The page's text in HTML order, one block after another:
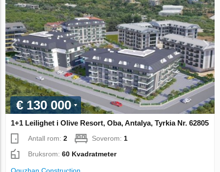
€ 130 000
1+1 Leilighet i Olive Resort, Oba, Antalya, Tyrkia Nr. 62805
Antall rom:2 Soverom: 1
Bruksrom:60 Kvadratmeter